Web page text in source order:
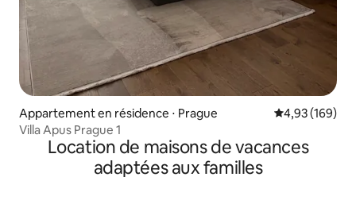
Appartement en résidence ⋅ Prague Évaluation
4,93 (169)
Villa Apus Prague 1
Location de maisons de vacances
adaptées aux familles